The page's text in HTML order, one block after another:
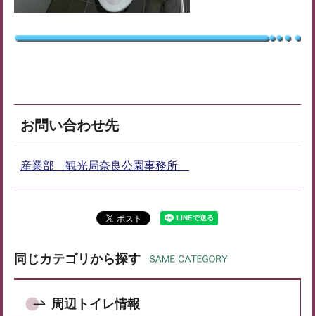
お問い合わせ先
産業部 観光局奈良公園事務所
同じカテゴリから探す
周辺トイレ情報